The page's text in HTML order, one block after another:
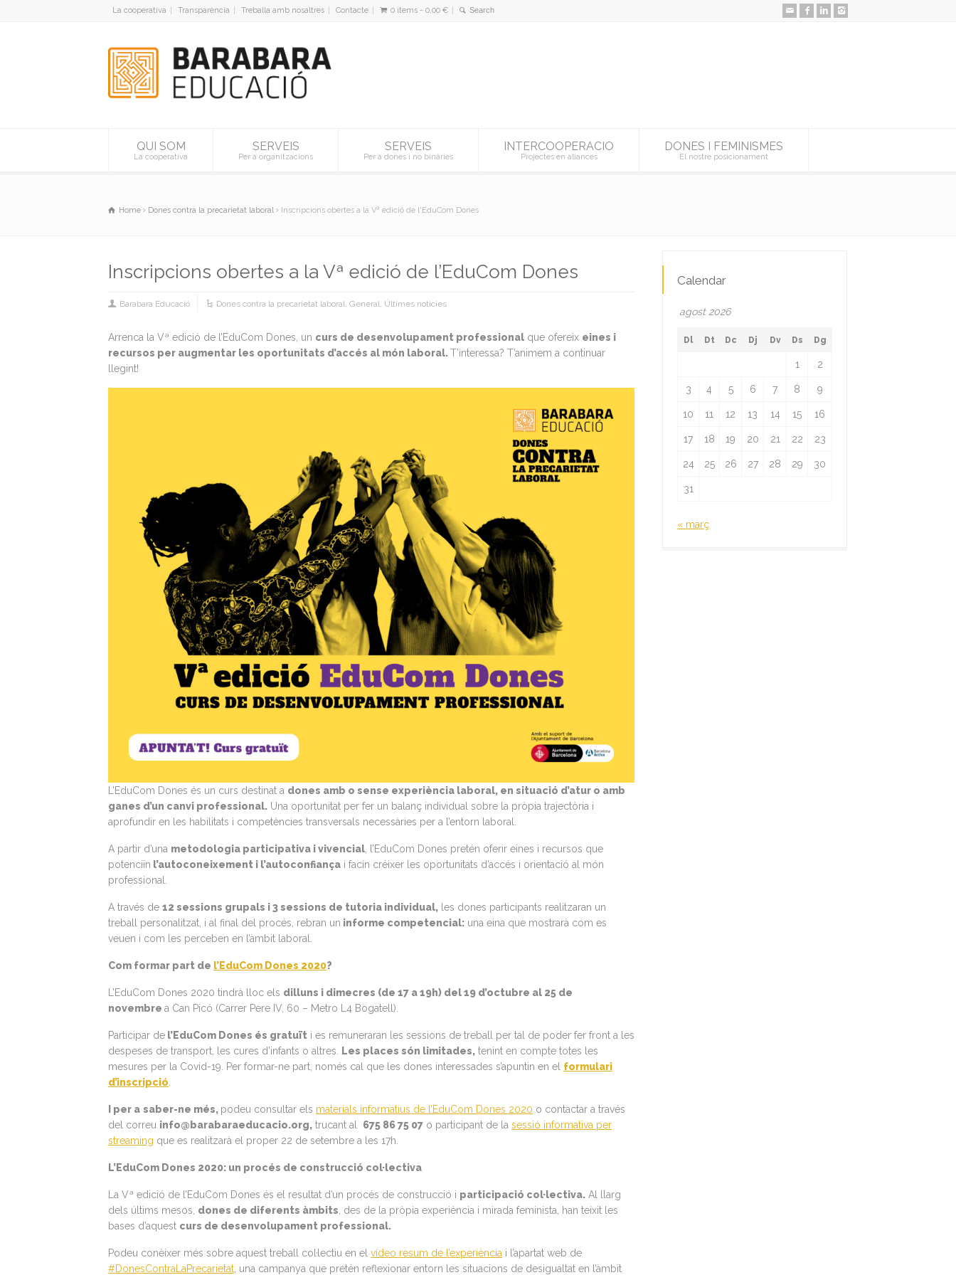
La cooperativa Transparència Treballa amb nosaltres Contacte 0 items - 0,00 €
QUI SOM
La cooperativa
SERVEIS
Per a organitzacions
SERVEIS
Per a dones i no binàries
INTERCOOPERACIO
Projectes en aliances
DONES I FEMINISMES
El nostre posicionament
Home Dones contra la precarietat laboral Inscripcions obertes a la Vª edició de l'EduCom Dones
Inscripcions obertes a la Vª edició de l’EduCom Dones
Barabara Educació Dones contra la precarietat laboral, General, Últimes noticies
Arrenca la Vª edició de l’EduCom Dones, un curs de desenvolupament professional que ofereix eines i
recursos per augmentar les oportunitats d’accés al món laboral.T’interessa? T’animem a continuar
llegint!
L’EduCom Dones és un curs destinat a dones amb o sense experiència laboral, en situació d’atur o amb
ganes d’un canvi professional. Una oportunitat per fer un balanç individual sobre la pròpia trajectòria i
aprofundir en les habilitats i competències transversals necessàries per a l’entorn laboral.
A partir d’una metodologia participativa i vivencial , l’EduCom Dones pretén oferir eines i recursos que
potenciïn l’autoconeixement i l’autoconfiança i facin créixer les oportunitats d’accés i orientació al món
professional.
A través de 12 sessions grupals i 3 sessions de tutoria individual, les dones participants realitzaran un
treball personalitzat, i al final del procés, rebran un informe competencial: una eina que mostrarà com es
veuen i com les perceben en l’àmbit laboral.
Com formar part de l’EduCom Dones 2020?
L’EduCom Dones 2020 tindrà lloc els dilluns i dimecres (de 17 a 19h) del 19 d’octubre al 25 de
novembre a Can Picó (Carrer Pere IV, 60 – Metro L4 Bogatell).
Participar de l’EduCom Dones és gratuït i es remuneraran les sessions de treball per tal de poder fer front a les
despeses de transport, les cures d’infants o altres.
Les places són limitades, tenint en compte totes les
mesures per la Covid-19. Per formar-ne part, només cal que les dones interessades s’apuntin en el formulari
d’inscripció
I per a saber-ne més, podeu consultar els materials informatius de l’EduCom Dones 2020 o contactar a través
del correu info@barabaraeducacio.org, trucant al 675 86 75 07 o participant de la sessió informativa per
streaming que es realitzarà el proper 22 de setembre a les 17h.
L’EduCom Dones 2020: un procés de construcció col·lectiva
La Vª edició de l’EduCom Dones és el resultat d’un procés de construcció i participació col·lectiva. Al llarg
dels últims mesos, dones de diferents àmbits , des de la pròpia experiència i mirada feminista, han teixit les
bases d’aquest curs de desenvolupament professional.
Podeu conèixer més sobre aquest treball col·lectiu en el vídeo resum de l’experiència i l’apartat web de
#DonesContraLaPrecarietat , una campanya que pretén reflexionar entorn les situacions de desigualtat en l’àmbit
Calendar
agost 2026
Dl Dt Dc Dj Dv Ds Dg
1 2
3 4 5 6 7 8 9
10 11 12 13 14 15 16
17 18 19 20 21 22 23
24 25 26 27 28 29 30
31
« març